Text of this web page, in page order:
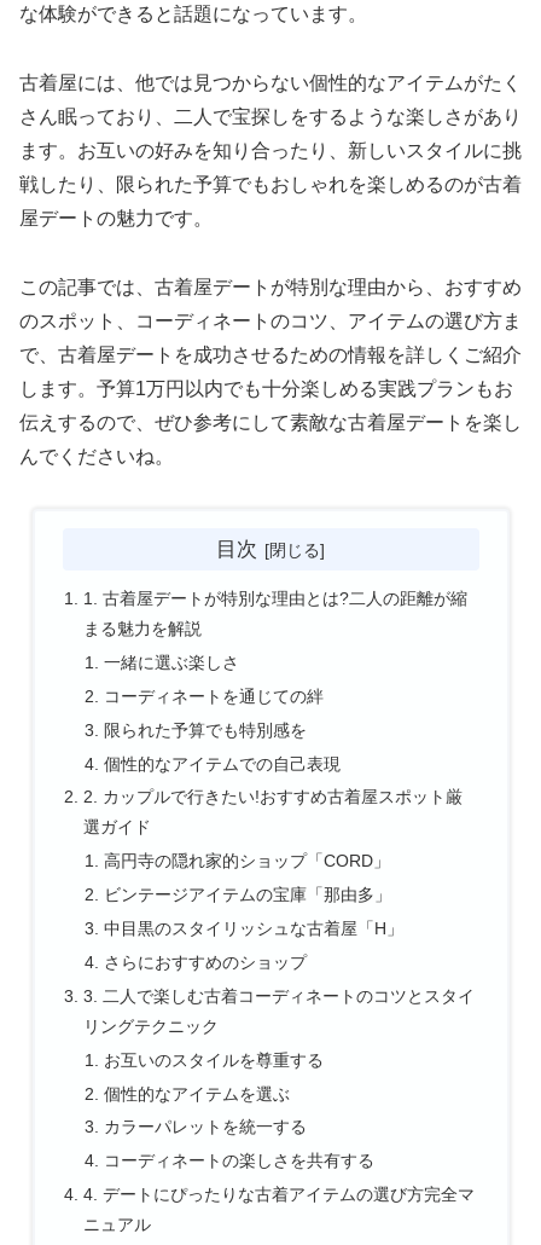
な体験ができると話題になっています。
古着屋には、他では見つからない個性的なアイテムがたく
さん眠っており、二人で宝探しをするような楽しさがあり
ます。お互いの好みを知り合ったり、新しいスタイルに挑
戦したり、限られた予算でもおしゃれを楽しめるのが古着
屋デートの魅力です。
この記事では、古着屋デートが特別な理由から、おすすめ
のスポット、コーディネートのコツ、アイテムの選び方ま
で、古着屋デートを成功させるための情報を詳しくご紹介
します。予算1万円以内でも十分楽しめる実践プランもお
伝えするので、ぜひ参考にして素敵な古着屋デートを楽し
んでくださいね。
目次
1. 古着屋デートが特別な理由とは?二人の距離が縮
まる魅力を解説
一緒に選ぶ楽しさ
コーディネートを通じての絆
限られた予算でも特別感を
個性的なアイテムでの自己表現
2. カップルで行きたい!おすすめ古着屋スポット厳
選ガイド
高円寺の隠れ家的ショップ「CORD」
ビンテージアイテムの宝庫「那由多」
中目黒のスタイリッシュな古着屋「H」
さらにおすすめのショップ
3. 二人で楽しむ古着コーディネートのコツとスタイ
リングテクニック
お互いのスタイルを尊重する
個性的なアイテムを選ぶ
カラーパレットを統一する
コーディネートの楽しさを共有する
4. デートにぴったりな古着アイテムの選び方完全マ
ニュアル